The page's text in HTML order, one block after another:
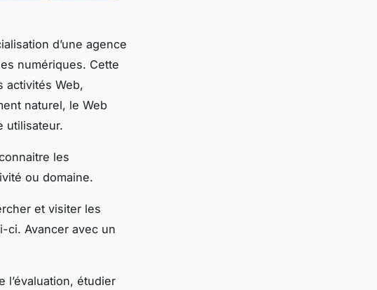
d’une agence
numériques. Cette
activités Web,
naturel, le Web
utilisateur.
les
ou domaine.
et visiter les
ci. Avancer avec un
l’évaluation, étudier